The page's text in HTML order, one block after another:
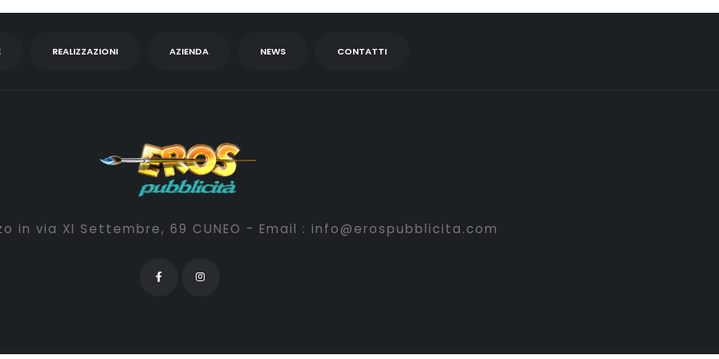
REALIZZAZIONI AZIENDA NEWS CONTATTI
in via XI Settembre, 69 CUNEO - Email : info@erospubblicita.com